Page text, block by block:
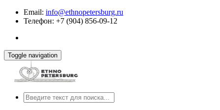
Email: info@ethnopetersburg.ru
Телефон: +7 (904) 856-09-12
Toggle navigation